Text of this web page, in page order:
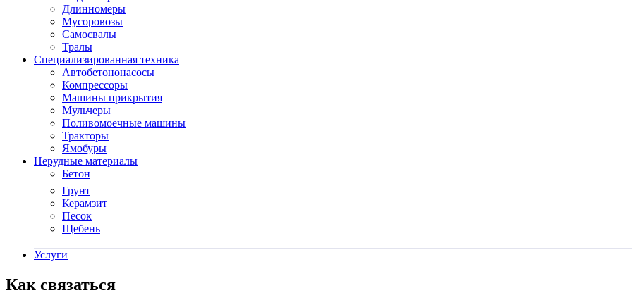
Нерудные материалы
Бетон
Грунт
Керамзит
Песок
Щебень
Специализированная техника
Автобетононасосы
Компрессоры
Машины прикрытия
Мульчеры
Поливомоечные машины
Тракторы
Ямобуры
Длинномеры
Мусоровозы
Самосвалы
Тралы
Услуги
Как связаться